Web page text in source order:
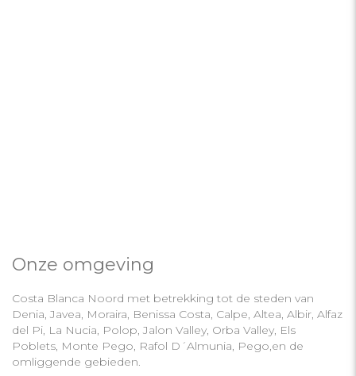
Onze omgeving
Costa Blanca Noord met betrekking tot de steden van
Denia, Javea, Moraira, Benissa Costa, Calpe, Altea, Albir, Alfaz
del Pi, La Nucia, Polop, Jalon Valley, Orba Valley, Els
Poblets, Monte Pego, Rafol D´Almunia, Pego,en de
omliggende gebieden.